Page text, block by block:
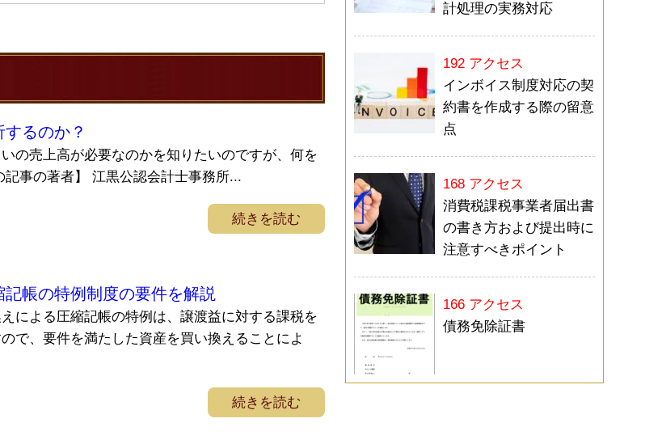
るのか？
の売上高が必要なのかを知りたいのですが、何を
事の著者】 江黒公認会計士事務所...
続きを読む
帳の特例制度の要件を解説
による圧縮記帳の特例は、譲渡益に対する課税を
で、要件を満たした資産を買い換えることによ
続きを読む
計処理の実務対応
192 アクセス
インボイス制度対応の契
約書を作成する際の留意
点
168 アクセス
消費税課税事業者届出書
の書き方および提出時に
注意すべきポイント
166 アクセス
債務免除証書